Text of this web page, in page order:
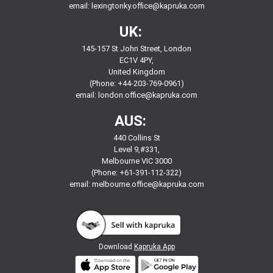
email: lexingtonky.office@kapruka.com
UK:
145-157 St John Street, London
EC1V 4PY,
United Kingdom
(Phone: +44-203-769-0961)
email: london.office@kapruka.com
AUS:
440 Collins St
Level 9,#331,
Melbourne VIC 3000
(Phone: +61-391-112-322)
email: melbourne.office@kapruka.com
Download Kapruka App